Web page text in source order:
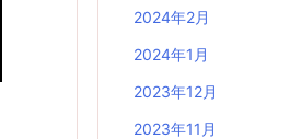
2024年2月
2024年1月
2023年12月
2023年11月